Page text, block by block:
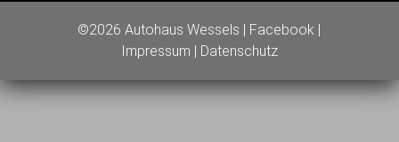
©2026 Autohaus Wessels | Facebook |
Impressum | Datenschutz